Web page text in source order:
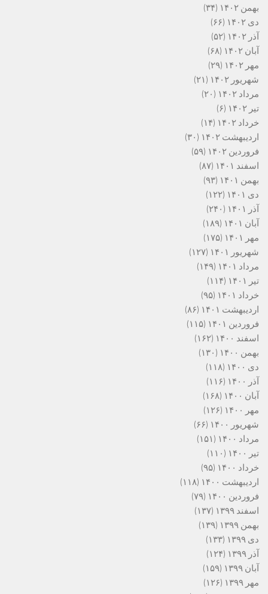
بهمن ۱۴۰۲
(۳۴)
دی ۱۴۰۲
(۶۶)
آذر ۱۴۰۲
(۵۲)
آبان ۱۴۰۲
(۶۸)
مهر ۱۴۰۲
(۲۹)
شهریور ۱۴۰۲
(۲۱)
مرداد ۱۴۰۲
(۲۰)
تیر ۱۴۰۲
(۶)
خرداد ۱۴۰۲
(۱۴)
اردیبهشت ۱۴۰۲
(۳۰)
فروردین ۱۴۰۲
(۵۹)
اسفند ۱۴۰۱
(۸۷)
بهمن ۱۴۰۱
(۹۳)
دی ۱۴۰۱
(۱۲۲)
آذر ۱۴۰۱
(۲۴۰)
آبان ۱۴۰۱
(۱۸۹)
مهر ۱۴۰۱
(۱۷۵)
شهریور ۱۴۰۱
(۱۲۷)
مرداد ۱۴۰۱
(۱۴۹)
تیر ۱۴۰۱
(۱۱۴)
خرداد ۱۴۰۱
(۹۵)
اردیبهشت ۱۴۰۱
(۸۶)
فروردین ۱۴۰۱
(۱۱۵)
اسفند ۱۴۰۰
(۱۶۲)
بهمن ۱۴۰۰
(۱۳۰)
دی ۱۴۰۰
(۱۱۸)
آذر ۱۴۰۰
(۱۱۶)
آبان ۱۴۰۰
(۱۶۸)
مهر ۱۴۰۰
(۱۲۶)
شهریور ۱۴۰۰
(۶۶)
مرداد ۱۴۰۰
(۱۵۱)
تیر ۱۴۰۰
(۱۱۰)
خرداد ۱۴۰۰
(۹۵)
اردیبهشت ۱۴۰۰
(۱۱۸)
فروردین ۱۴۰۰
(۷۹)
اسفند ۱۳۹۹
(۱۳۷)
بهمن ۱۳۹۹
(۱۳۹)
دی ۱۳۹۹
(۱۳۳)
آذر ۱۳۹۹
(۱۲۴)
آبان ۱۳۹۹
(۱۵۹)
مهر ۱۳۹۹
(۱۲۶)